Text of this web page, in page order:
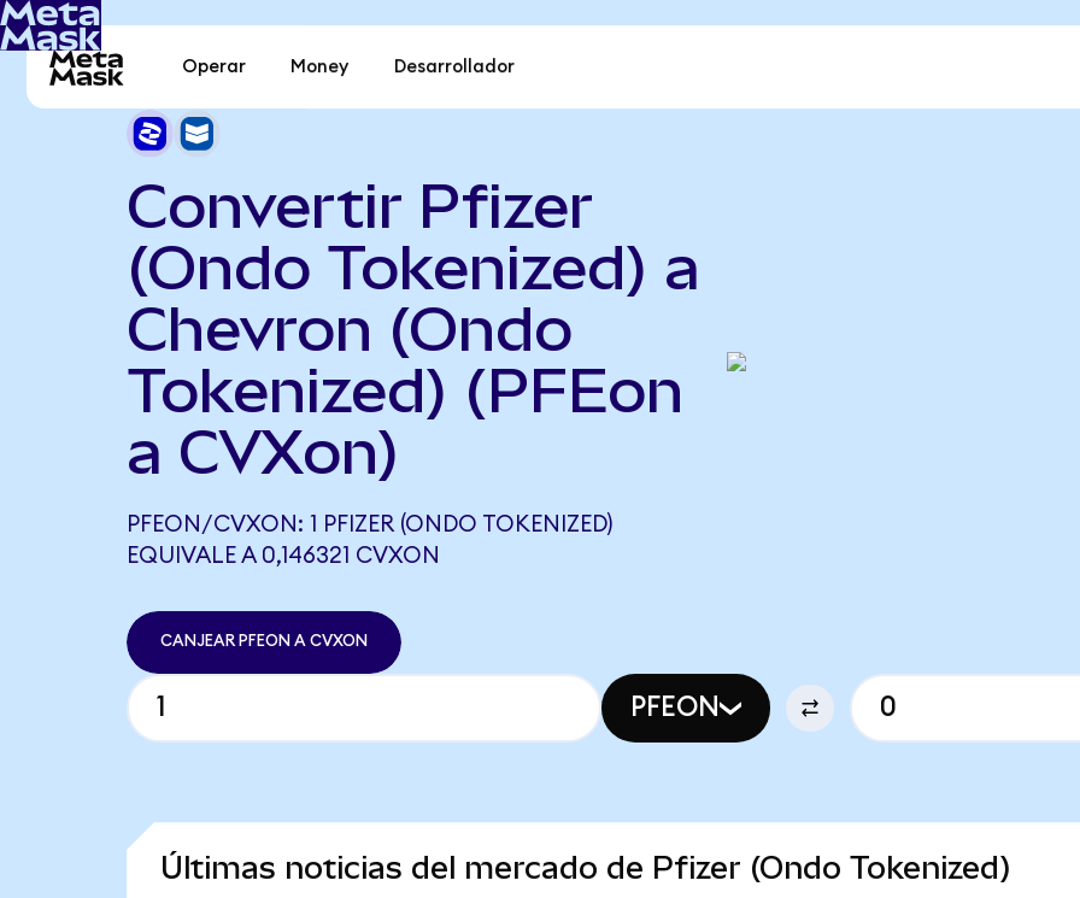
Operar Money Desarrollador
Convertir Pfizer
(Ondo Tokenized) a
Chevron (Ondo
Tokenized) (PFEon
a CVXon)
PFEON/CVXON: 1 PFIZER (ONDO TOKENIZED)
EQUIVALE A 0,146321 CVXON
CANJEAR PFEON A CVXON
PFEON
Últimas noticias del mercado de Pfizer (Ondo Tokenized)